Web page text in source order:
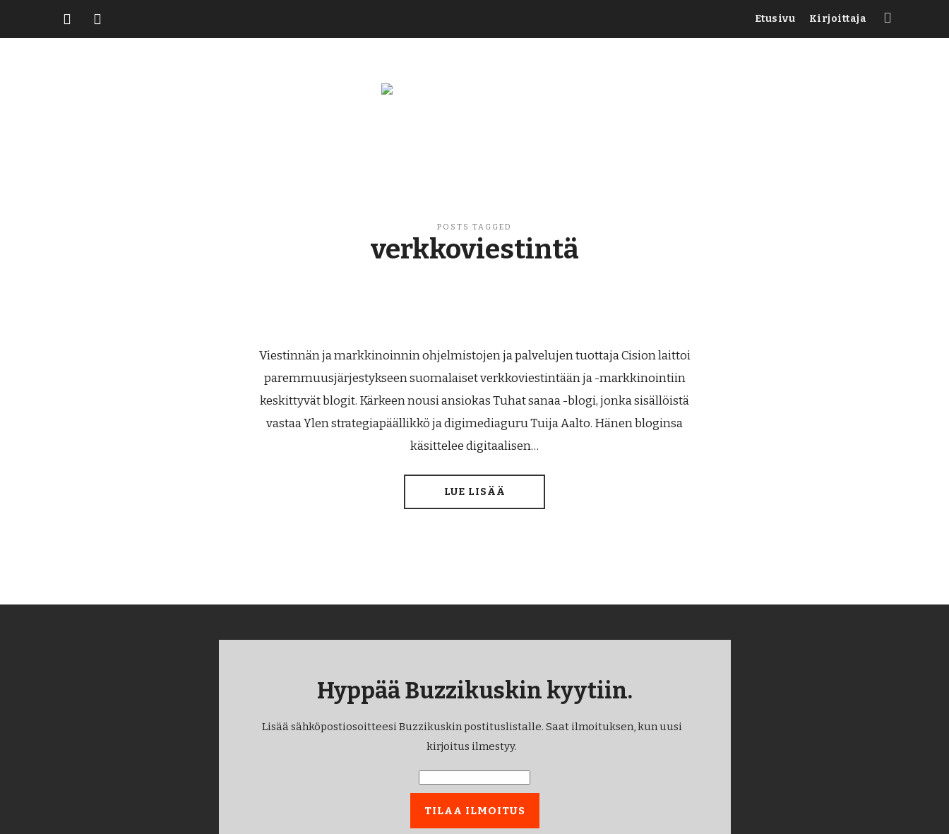
Etusivu Kirjoittaja
Buzzikuski
POSTS TAGGED
verkkoviestintä
Viestinnän ja markkinoinnin ohjelmistojen ja palvelujen tuottaja Cision laittoi
paremmuusjärjestykseen suomalaiset verkkoviestintään ja -markkinointiin
keskittyvät blogit. Kärkeen nousi ansiokas Tuhat sanaa -blogi, jonka sisällöistä
vastaa Ylen strategiapäällikkö ja digimediaguru Tuija Aalto. Hänen bloginsa
käsittelee digitaalisen…
LUE LISÄÄ
Hyppää Buzzikuskin kyytiin.
Lisää sähköpostiosoitteesi Buzzikuskin postituslistalle. Saat ilmoituksen, kun uusi
kirjoitus ilmestyy.